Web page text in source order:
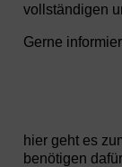
vollständigen
Gerne
hier geht es
benötigen